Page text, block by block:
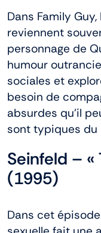
Dans Family
reviennent
personnage de
humour
sociales et
besoin de
absurdes qu’il
sont typiques du
Seinfeld – «
(1995)
Dans cet